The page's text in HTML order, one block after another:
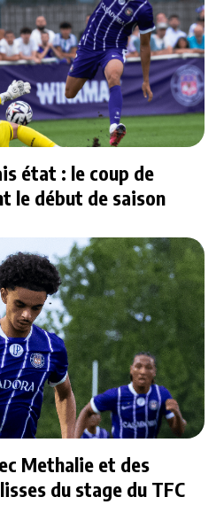
état : le coup de
le début de saison
Methalie et des
du stage du TFC